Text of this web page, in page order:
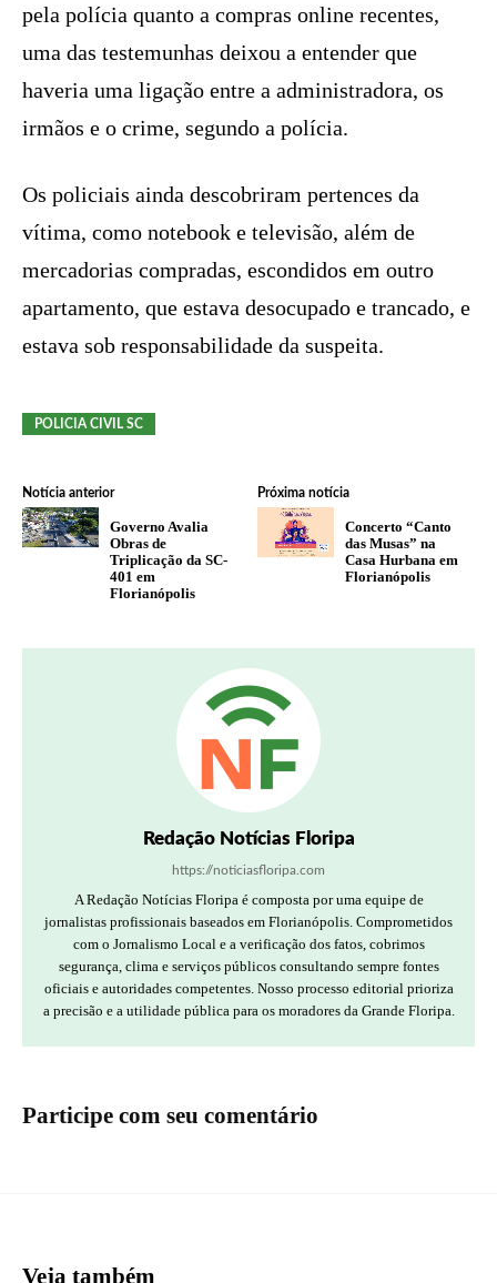
pela polícia quanto a compras online recentes,
uma das testemunhas deixou a entender que
haveria uma ligação entre a administradora, os
irmãos e o crime, segundo a polícia.
Os policiais ainda descobriram pertences da
vítima, como notebook e televisão, além de
mercadorias compradas, escondidos em outro
apartamento, que estava desocupado e trancado, e
estava sob responsabilidade da suspeita.
POLICIA CIVIL SC
Notícia anterior
Governo Avalia
Obras de
Triplicação da SC-
401 em
Florianópolis
Próxima notícia
Concerto “Canto
das Musas” na
Casa Hurbana em
Florianópolis
Redação Notícias Floripa
https://noticiasfloripa.com
A Redação Notícias Floripa é composta por uma equipe de
jornalistas profissionais baseados em Florianópolis. Comprometidos
com o Jornalismo Local e a verificação dos fatos, cobrimos
segurança, clima e serviços públicos consultando sempre fontes
oficiais e autoridades competentes. Nosso processo editorial prioriza
a precisão e a utilidade pública para os moradores da Grande Floripa.
Participe com seu comentário
Veja também